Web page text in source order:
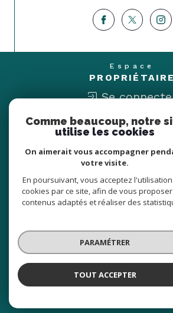
Espace
PROPRIÉTAIRE
Se
Nous
ADHÉRONS
© 2026 | TOUS DROITS RÉSERVÉS | TRADUCTION
PLAN DU SITE MENTIONS
POLITIQUE RGPD
Comme beaucoup, notre
utilise les cookies
On aimerait vous accompagner
votre visite.
En poursuivant, vous acceptez
cookies par ce site, afin de vous
contenus adaptés et réaliser des
PARAMÉTRER
TOUT ACCEPTER